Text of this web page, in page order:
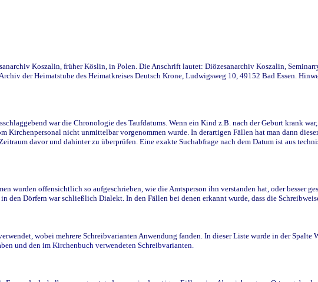
Koszalin, früher Köslin, in Polen. Die Anschrift lautet: Diözesanarchiv Koszalin,
der Heimatstube des Heimatkreises Deutsch Krone, Ludwigsweg 10, 49152 Bad Essen.
war die Chronologie des Taufdatums. Wenn ein Kind z.B. nach der Geburt krank
Kirchenpersonal nicht unmittelbar vorgenommen wurde. In derartigen Fällen hat man dann
davor und dahinter zu überprüfen. Eine exakte Suchabfrage nach dem Datum ist aus
wurden offensichtlich so aufgeschrieben, wie die Amtsperson ihn verstanden hat, oder besser
den Dörfern war schließlich Dialekt. In den Fällen bei denen erkannt wurde, dass die
wobei mehrere Schreibvarianten Anwendung fanden. In dieser Liste wurde in der Spalte
und den im Kirchenbuch verwendeten Schreibvarianten.